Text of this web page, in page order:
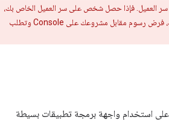
العميل. فإذا حصل شخص على سر العميل الخاص بك،
فيمكنه استخدامها لاستهلاك حصتك، فرض رسوم مقابل مشروعك على Console وتطلب
على استخدام واجهة برمجة تطبيقات بسيطة